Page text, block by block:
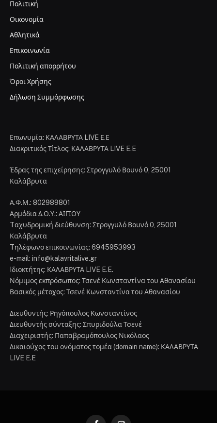
Πολιτική
Οικονομία
Αθλητικά
Επικοινωνία
Πολιτική απορρήτου
Όροι Χρήσης
Δήλωση Συμμόρφωσης
Επωνυμία: ΚΑΛΑΒΡΥΤΑ LIVE Ε.Ε
Διακριτικός Τίτλος: ΚΑΛΑΒΡΥΤΑ LIVE E.E
Έδρας της επιχείρησης: Στρογγυλό Βουνό 0, 25001
Καλάβρυτα
Α.Φ.Μ.: 802989801
Αρμόδια Δ.Ο.Υ.: ΑΙΓΙΟΥ
Tαχυδρομική διεύθυνση: Στρογγυλό Βουνό 0, 25001
Καλάβρυτα
Tηλέφωνο επικοινωνίας: 6945953993
e-mail: info@kalavritalive.gr
Iδιοκτήτης: ΚΑΛΑΒΡΥΤΑ LIVE E.E.
Νόμιμος εκπρόσωπος: Τσενέ Κωνσταντίνα του Αθανασίου
Βασικός μέτοχος: Τσενέ Κωνσταντίνα του Αθανασίου
Διευθυντής: Ρηγόπουλος Κωνσταντίνος
Διευθυντής σύνταξης: Σπυριδούλα Τσενέ
Διαχειριστής: Παπαβραμόπουλος Νικόλαος
Δικαιούχος του ονόματος τομέα (domain name): ΚΑΛΑΒΡΥΤΑ
LIVE E.E